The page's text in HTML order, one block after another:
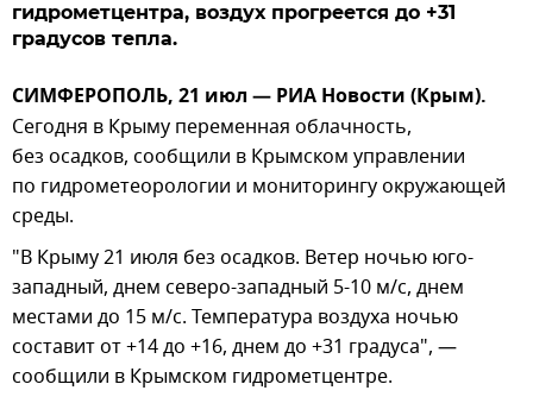
гидрометцентра, воздух прогреется до +31
градусов тепла.
СИМФЕРОПОЛЬ, 21 июл — РИА Новости (Крым).
Сегодня в Крыму переменная облачность,
без осадков, сообщили в Крымском управлении
по гидрометеорологии и мониторингу окружающей
среды.
"В Крыму 21 июля без осадков. Ветер ночью юго-
западный, днем северо-западный 5-10 м/с, днем
местами до 15 м/с. Температура воздуха ночью
составит от +14 до +16, днем до +31 градуса", —
сообщили в Крымском гидрометцентре.